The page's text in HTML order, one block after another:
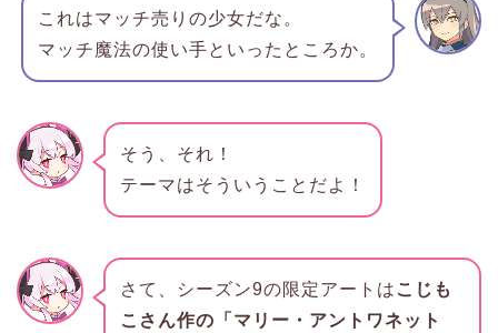
これはマッチ売りの少女だな。
マッチ魔法の使い手といったところか。
そう、それ！
テーマはそういうことだよ！
さて、シーズン9の限定アートは こじも
こさん作の「マリー・アントワネット